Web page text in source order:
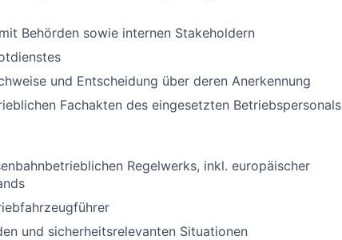
Behörden sowie internen Stakeholdern
und Entscheidung über deren Anerkennung
Fachakten des eingesetzten Betriebspersonals
Regelwerks, inkl. europäischer
und sicherheitsrelevanten Situationen